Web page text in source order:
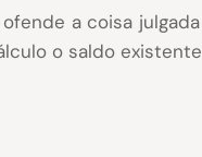
ofende a coisa
o saldo